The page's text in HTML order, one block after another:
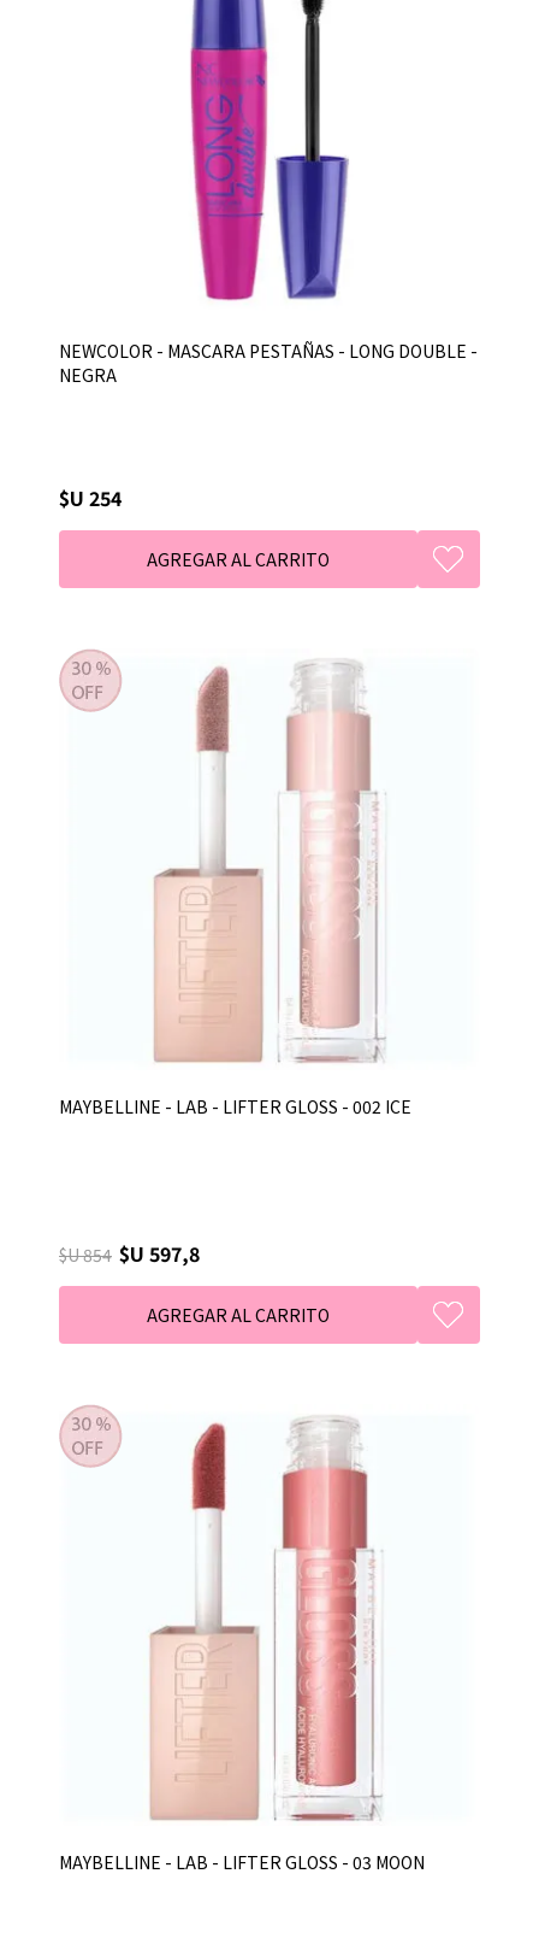
NEWCOLOR - MASCARA PESTAÑAS - LONG DOUBLE -
NEGRA
$U 254
MAYBELLINE - LAB - LIFTER GLOSS - 002 ICE
$U 854 $U 597,8
MAYBELLINE - LAB - LIFTER GLOSS - 03 MOON